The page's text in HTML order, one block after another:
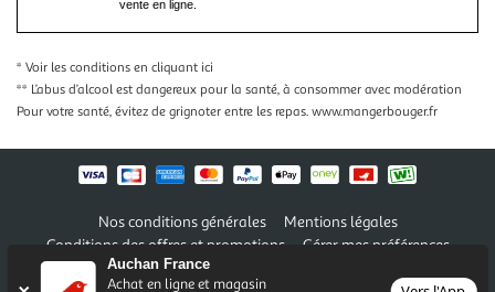
Auchan France
Achat en ligne et magasin
vente en ligne.
* Voir les conditions en cliquant ici
** L’abus d’alcool est dangereux pour la santé, à consommer avec modération
Pour votre santé, évitez de grignoter entre les repas. www.mangerbouger.fr
Nos conditions générales
Mentions légales
Conditions des offres et promotions
Gérer mes préférences
Politique de confidentialité